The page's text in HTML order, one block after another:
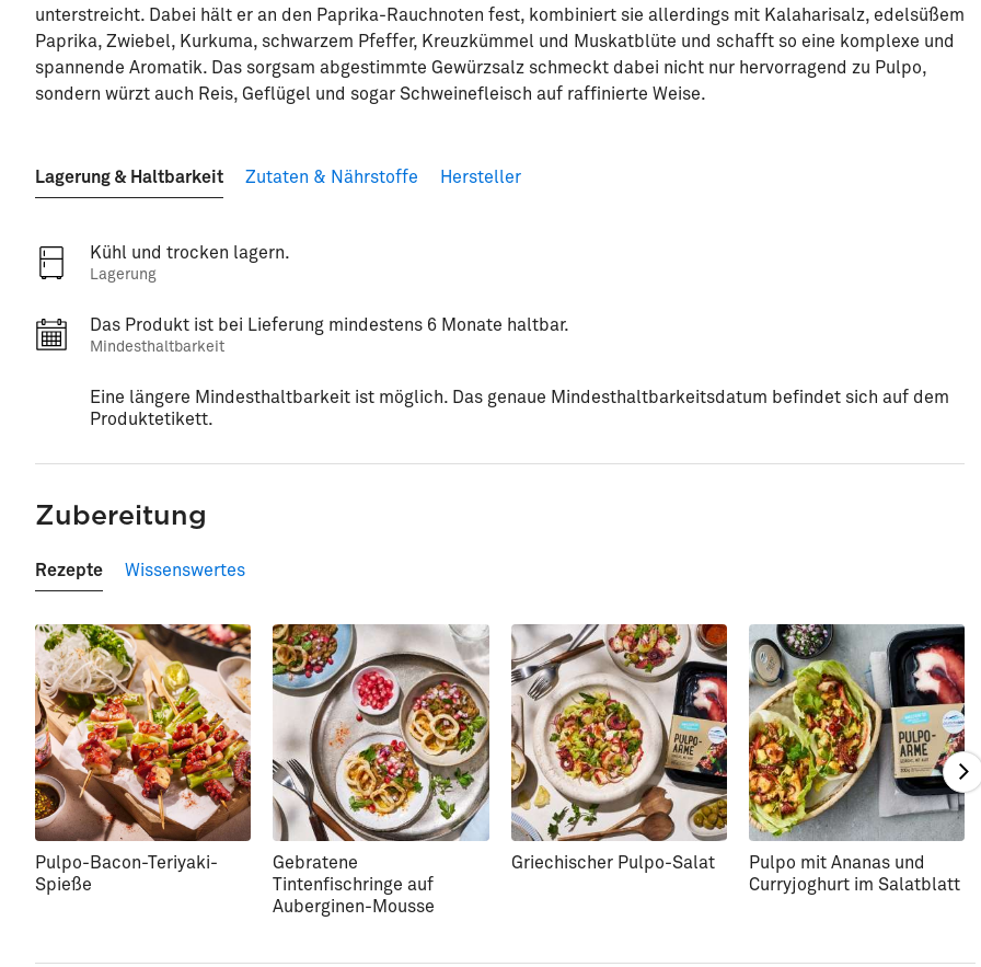
unterstreicht. Dabei hält er an den Paprika-Rauchnoten fest, kombiniert sie allerdings mit Kalaharisalz, edelsüßem
Paprika, Zwiebel, Kurkuma, schwarzem Pfeffer, Kreuzkümmel und Muskatblüte und schafft so eine komplexe und
spannende Aromatik. Das sorgsam abgestimmte Gewürzsalz schmeckt dabei nicht nur hervorragend zu Pulpo,
sondern würzt auch Reis, Geflügel und sogar Schweinefleisch auf raffinierte Weise.
Lagerung & Haltbarkeit Zutaten & Nährstoffe Hersteller
Kühl und trocken lagern.
Lagerung
Das Produkt ist bei Lieferung mindestens 6 Monate haltbar.
Mindesthaltbarkeit
Eine längere Mindesthaltbarkeit ist möglich. Das genaue Mindesthaltbarkeitsdatum befindet sich auf dem
Produktetikett.
Zubereitung
Rezepte Wissenswertes
Pulpo-Bacon-Teriyaki-
Spieße
Gebratene
Tintenfischringe auf
Auberginen-Mousse
Griechischer Pulpo-Salat
Pulpo mit Ananas und
Curryjoghurt im Salatblatt